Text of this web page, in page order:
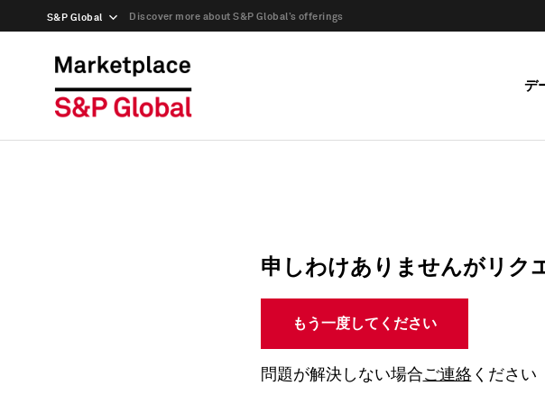
S&P Global Discover more about S&P Global’s offerings
デ
申しわけありませんがリク
もう一度してください
問題が解決しない場合ご連絡 ください